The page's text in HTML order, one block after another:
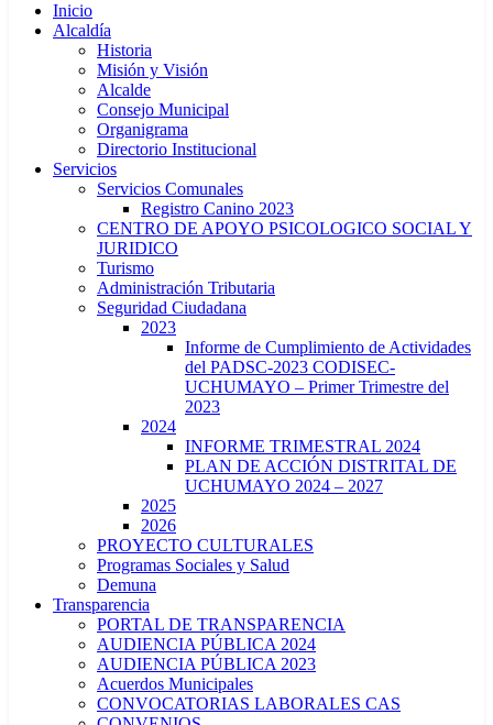
Inicio
Alcaldía
Historia
Misión y Visión
Alcalde
Consejo Municipal
Organigrama
Directorio Institucional
Servicios
Servicios Comunales
Registro Canino 2023
CENTRO DE APOYO PSICOLOGICO SOCIAL Y
JURIDICO
Turismo
Administración Tributaria
Seguridad Ciudadana
2023
Informe de Cumplimiento de Actividades
del PADSC-2023 CODISEC-
UCHUMAYO – Primer Trimestre del
2023
2024
INFORME TRIMESTRAL 2024
PLAN DE ACCIÓN DISTRITAL DE
UCHUMAYO 2024 – 2027
2025
2026
PROYECTO CULTURALES
Programas Sociales y Salud
Demuna
Transparencia
PORTAL DE TRANSPARENCIA
AUDIENCIA PÚBLICA 2024
AUDIENCIA PÚBLICA 2023
Acuerdos Municipales
CONVOCATORIAS LABORALES CAS